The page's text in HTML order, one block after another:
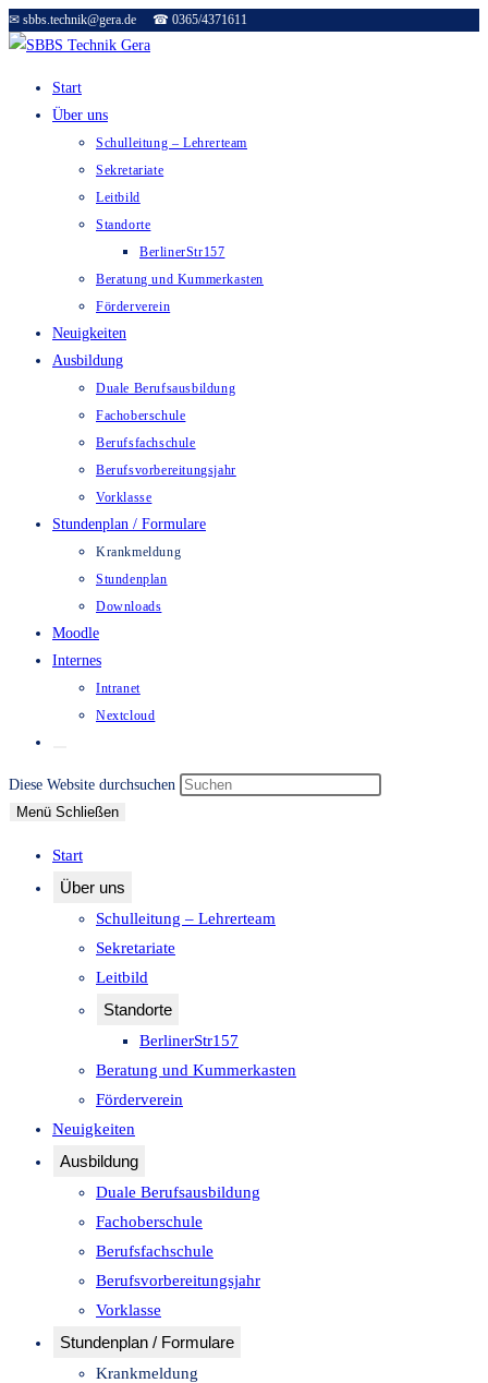
Zum
Inhalt
✉ sbbs.technik@gera.de ☎ 0365/4371611
Start
Über uns
Schulleitung – Lehrerteam
Sekretariate
Leitbild
Standorte
BerlinerStr157
Beratung und Kummerkasten
Förderverein
Neuigkeiten
Ausbildung
Duale Berufsausbildung
Fachoberschule
Berufsfachschule
Berufsvorbereitungsjahr
Vorklasse
Stundenplan / Formulare
Krankmeldung
Stundenplan
Downloads
Moodle
Internes
Intranet
Nextcloud
umschalten
Diese Website durchsuchen
Menü Schließen
Start
Über uns
Schulleitung – Lehrerteam
Sekretariate
Leitbild
Standorte
BerlinerStr157
Beratung und Kummerkasten
Förderverein
Neuigkeiten
Ausbildung
Duale Berufsausbildung
Fachoberschule
Berufsfachschule
Berufsvorbereitungsjahr
Vorklasse
Stundenplan / Formulare
Krankmeldung